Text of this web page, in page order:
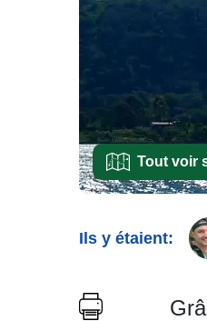
Tout voir
Ils y étaient: